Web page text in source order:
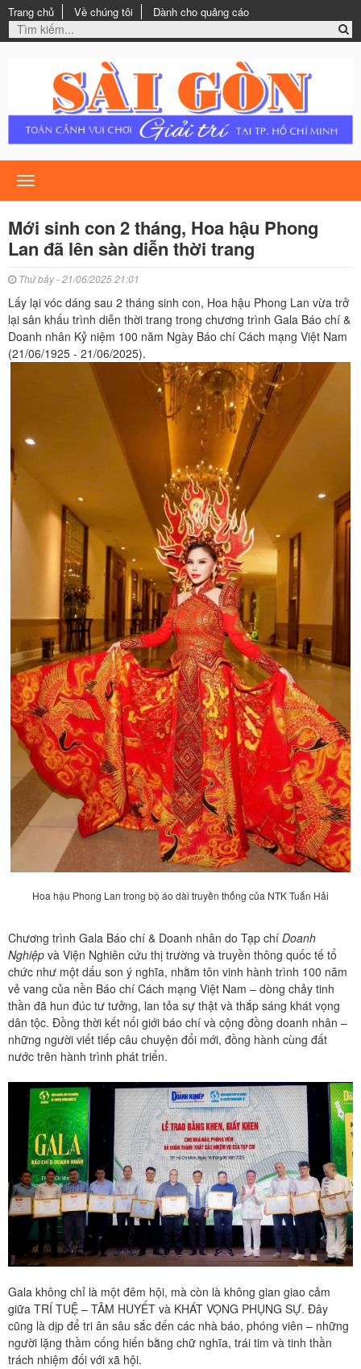
Trang chủ Về chúng tôi Dành cho quảng cáo
Toggle
navigation
Mới sinh con 2 tháng, Hoa hậu Phong
Lan đã lên sàn diễn thời trang
Thứ bảy - 21/06/2025 21:01
Lấy lại vóc dáng sau 2 tháng sinh con, Hoa hậu Phong Lan vừa trở
lại sân khấu trình diễn thời trang trong chương trình Gala Báo chí &
Doanh nhân Kỷ niệm 100 năm Ngày Báo chí Cách mạng Việt Nam
(21/06/1925 - 21/06/2025).
Hoa hậu Phong Lan trong bộ áo dài truyền thống của NTK Tuấn Hải
Chương trình Gala Báo chí & Doanh nhân do Tạp chí Doanh
Nghiệp và Viện Nghiên cứu thị trường và truyền thông quốc tế tổ
chức như một dấu son ý nghĩa, nhằm tôn vinh hành trình 100 năm
vẻ vang của nền Báo chí Cách mạng Việt Nam – dòng chảy tinh
thần đã hun đúc tư tưởng, lan tỏa sự thật và thắp sáng khát vọng
dân tộc. Đồng thời kết nối giới báo chí và cộng đồng doanh nhân –
những người viết tiếp câu chuyện đổi mới, đồng hành cùng đất
nước trên hành trình phát triển.
Gala không chỉ là một đêm hội, mà còn là không gian giao cảm
giữa TRÍ TUỆ – TÂM HUYẾT và KHÁT VỌNG PHỤNG SỰ. Đây
cũng là dịp để tri ân sâu sắc đến các nhà báo, phóng viên – những
người lặng thầm cống hiến bằng chữ nghĩa, trái tim và tinh thần
trách nhiệm đối với xã hội.